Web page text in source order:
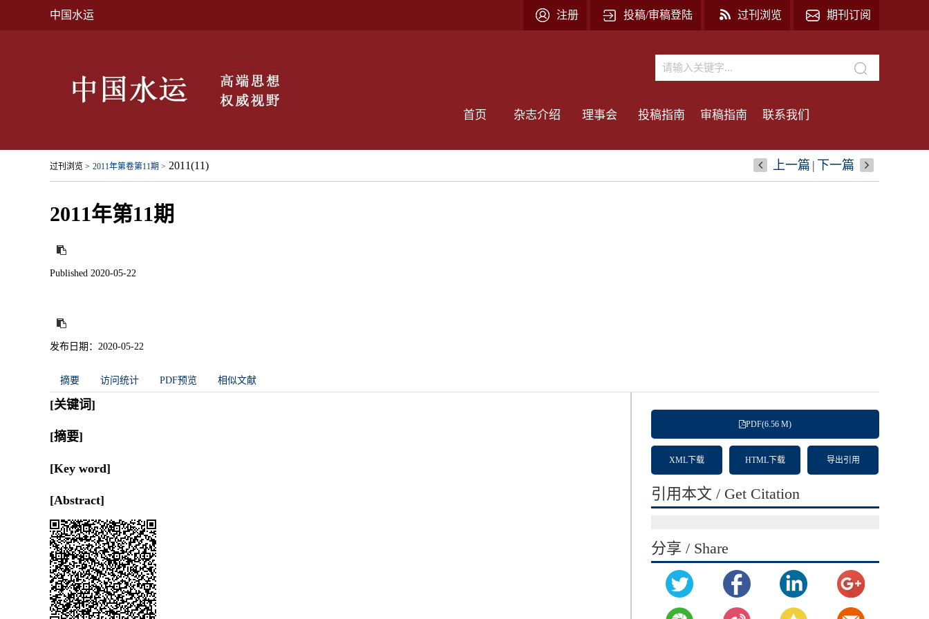
中国水运 期刊订阅
过刊浏览
投稿/审稿登陆
注册
首页 杂志介绍 理事会 投稿指南 审稿指南 联系我们
过刊浏览 > 2011年第卷第11期 > 2011(11) 上一篇 | 下一篇
2011年第11期
Published 2020-05-22
发布日期：2020-05-22
摘要 访问统计 PDF预览 相似文献
[关键词]
[摘要]
[Key word]
[Abstract]
PDF(6.56 M)
XML下载 HTML下载 导出引用
引用本文 / Get Citation
分享 / Share